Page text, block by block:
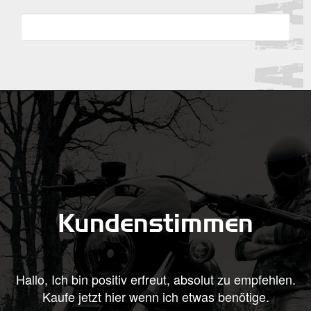
Kundenstimmen
absolut zu empfehlen.
ich etwas benötige.
Hallo, heute kam mein
aus, bin beigeistert! Und